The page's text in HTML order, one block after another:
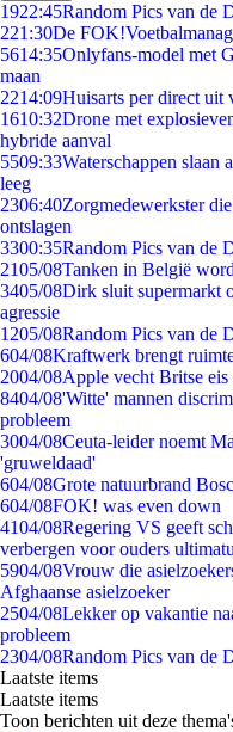
1922:45Random Pics van de
221:30De
5614:35Onlyfans-model met
maan
2214:09Huisarts per direct uit
1610:32Drone met
hybride aanval
5509:33Waterschappen slaan
leeg
2306:40Zorgmedewerkster
ontslagen
3300:35Random Pics van de
2105/08Tanken in België
3405/08Dirk sluit supermarkt
agressie
1205/08Random Pics van de
604/08Kraftwerk brengt
2004/08Apple vecht Britse
8404/08'Witte' mannen
probleem
3004/08Ceuta-leider noemt
'gruweldaad'
604/08Grote natuurbrand
604/08FOK! was even down
4104/08Regering VS geeft
verbergen voor ouders
5904/08Vrouw die
Afghaanse asielzoeker
2504/08Lekker op vakantie
probleem
2304/08Random Pics van de
Laatste items
Laatste items
Toon berichten uit deze